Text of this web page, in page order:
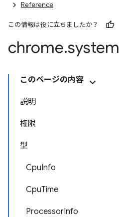
Reference
この情報は役に立ちましたか？
chrome.system
このページの内容
説明
権限
型
CpuInfo
CpuTime
ProcessorInfo